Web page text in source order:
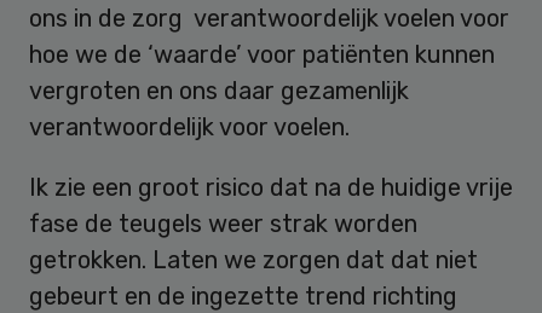
ons in de zorg verantwoordelijk voelen voor
hoe we de ‘waarde’ voor patiënten kunnen
vergroten en ons daar gezamenlijk
verantwoordelijk voor voelen.
Ik zie een groot risico dat na de huidige vrije
fase de teugels weer strak worden
getrokken. Laten we zorgen dat dat niet
gebeurt en de ingezette trend richting